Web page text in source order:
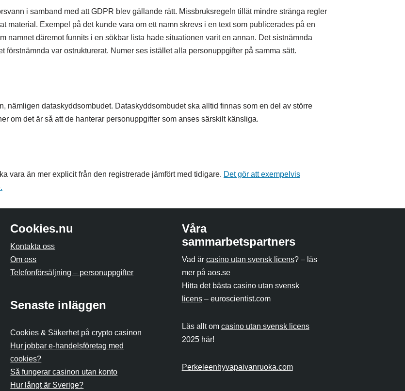
i samband med att GDPR blev gällande rätt. Missbruksregeln tillät mindre stränga regler
material. Exempel på det kunde vara om ett namn skrevs i en text som publicerades på en
namnet däremot funnits i en sökbar lista hade situationen varit en annan. Det sistnämnda
förstnämnda var ostrukturerat. Numer ses istället alla personuppgifter på samma sätt.
nämligen dataskyddsombudet. Dataskyddsombudet ska alltid finnas som en del av större
om det är så att de hanterar personuppgifter som anses särskilt känsliga.
vara än mer explicit från den registrerade jämfört med tidigare. Det gör att exempelvis
Cookies.nu
Kontakta oss
Om oss
Telefonförsäljning – personuppgifter
Senaste inläggen
Cookies & Säkerhet på crypto casinon
Hur jobbar e-handelsföretag med
cookies?
Så fungerar casinon utan konto
Hur långt är Sverige?
Våra
sammarbetspartners
Vad är casino utan svensk licens? – läs
mer på aos.se
Hitta det bästa casino utan svensk
licens– euroscientist.com
Läs allt om casino utan svensk licens
2025 här!
Perkeleenhyvapaivanruoka.com